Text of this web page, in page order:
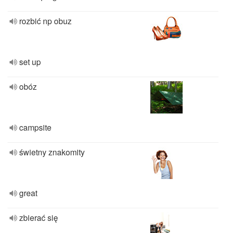
rozbić np obuz
set up
obóz
campsite
świetny znakomity
great
zbierać się